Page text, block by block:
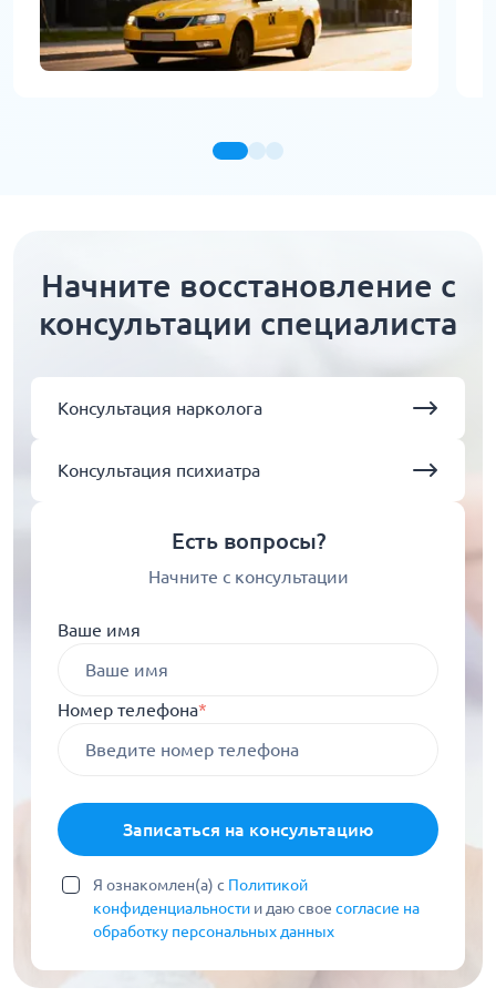
Начните восстановление с
консультации специалиста
Консультация нарколога
Консультация психиатра
Есть вопросы?
Начните с консультации
Ваше имя
Номер телефона*
Записаться на консультацию
Я ознакомлен(а) с Политикой
конфиденциальности и даю свое согласие на
обработку персональных данных